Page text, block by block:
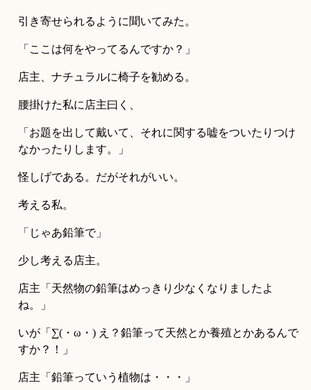
引き寄せられるように聞いてみた。
「ここは何をやってるんですか？」
店主、ナチュラルに椅子を勧める。
腰掛けた私に店主曰く、
「お題を出して戴いて、それに関する嘘をついたりつけ
なかったりします。」
怪しげである。だがそれがいい。
考える私。
「じゃあ鉛筆で」
少し考える店主。
店主「天然物の鉛筆はめっきり少なくなりましたよ
ね。」
いが「∑(・ω・) え？鉛筆って天然とか養殖とかあるんで
すか？！」
店主「鉛筆っていう植物は・・・」